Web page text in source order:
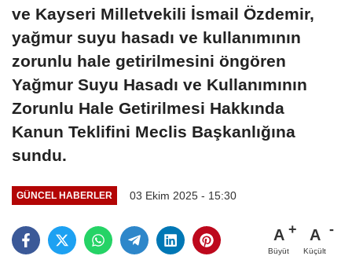
ve Kayseri Milletvekili İsmail Özdemir,
yağmur suyu hasadı ve kullanımının
zorunlu hale getirilmesini öngören
Yağmur Suyu Hasadı ve Kullanımının
Zorunlu Hale Getirilmesi Hakkında
Kanun Teklifini Meclis Başkanlığına
sundu.
GÜNCEL HABERLER 03 Ekim 2025 - 15:30
A
Büyüt
A
Küçült